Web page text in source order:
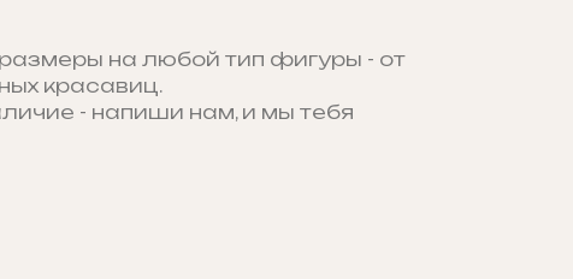
на любой тип фигуры - от
красавиц.
- напиши нам, и мы тебя